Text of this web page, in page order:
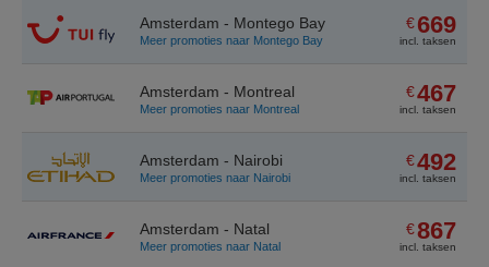
Amsterdam - Montego Bay
Meer promoties naar Montego Bay
€669
incl. taksen
Amsterdam - Montreal
Meer promoties naar Montreal
€467
incl. taksen
Amsterdam - Nairobi
Meer promoties naar Nairobi
€492
incl. taksen
Amsterdam - Natal
Meer promoties naar Natal
€867
incl. taksen